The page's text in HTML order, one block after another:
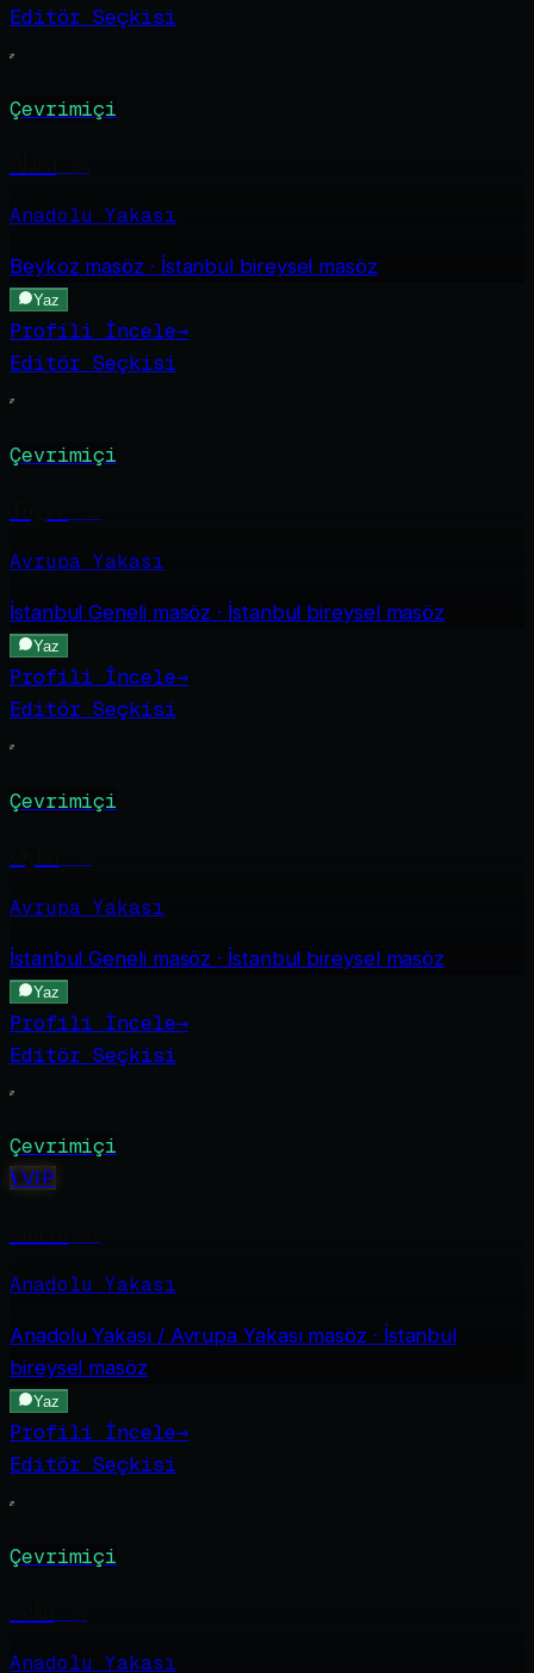
Editör Seçkisi
Çevrimiçi
Anadolu Yakası
Beykoz masöz · İstanbul bireysel masöz
Yaz
Profili İncele→
Editör Seçkisi
Çevrimiçi
Avrupa Yakası
İstanbul Genelimasöz · İstanbul bireysel masöz
Yaz
Profili İncele→
Editör Seçkisi
Çevrimiçi
Avrupa Yakası
İstanbul Genelimasöz · İstanbul bireysel masöz
Yaz
Profili İncele→
Editör Seçkisi
Çevrimiçi
VVIP
Anadolu Yakası
Anadolu Yakası / Avrupa Yakasımasöz · İstanbul
bireysel masöz
Yaz
Profili İncele→
Editör Seçkisi
Çevrimiçi
Anadolu Yakası